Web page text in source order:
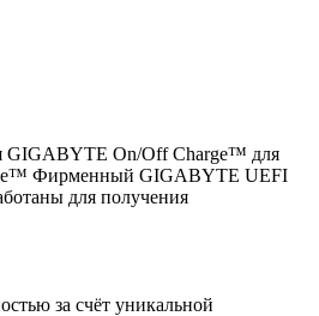
GIGABYTE On/Off Charge™ для
Фирменный GIGABYTE UEFI
для получения
за счёт уникальной